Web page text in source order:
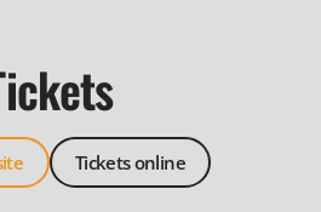
Tickets online